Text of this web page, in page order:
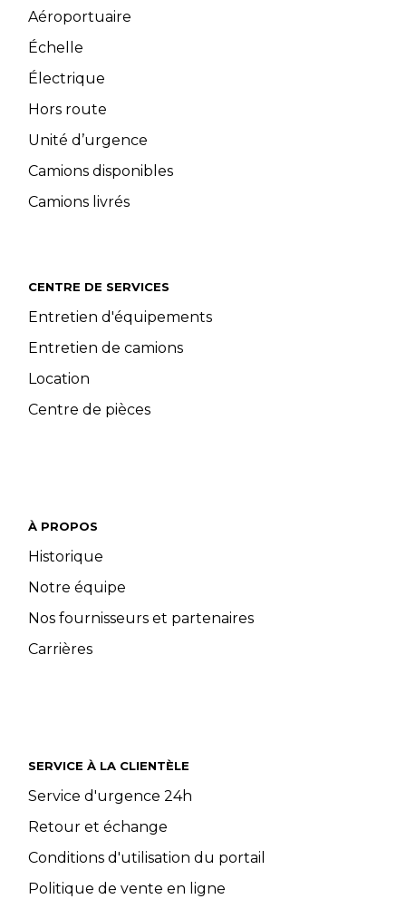
Aéroportuaire
Échelle
Électrique
Hors route
Unité d’urgence
Camions disponibles
Camions livrés
CENTRE DE SERVICES
Entretien d'équipements
Entretien de camions
Location
Centre de pièces
À PROPOS
Historique
Notre équipe
Nos fournisseurs et partenaires
Carrières
SERVICE À LA CLIENTÈLE
Service d'urgence 24h
Retour et échange
Conditions d'utilisation du portail
Politique de vente en ligne